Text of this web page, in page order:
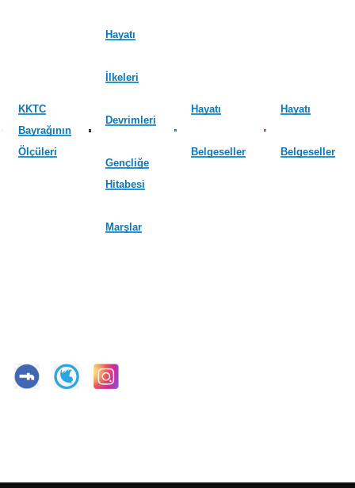
KKTC
Bayrağının
Ölçüleri
Hayatı
İlkeleri
Devrimleri
Gençliğe
Hitabesi
Marşlar
Hayatı
Belgeseller
Hayatı
Belgeseller